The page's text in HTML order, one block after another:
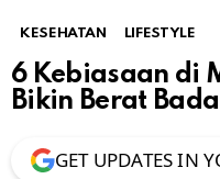
KESEHATAN LIFESTYLE
6 Kebiasaan di
Bikin Berat
GET UPDATES IN